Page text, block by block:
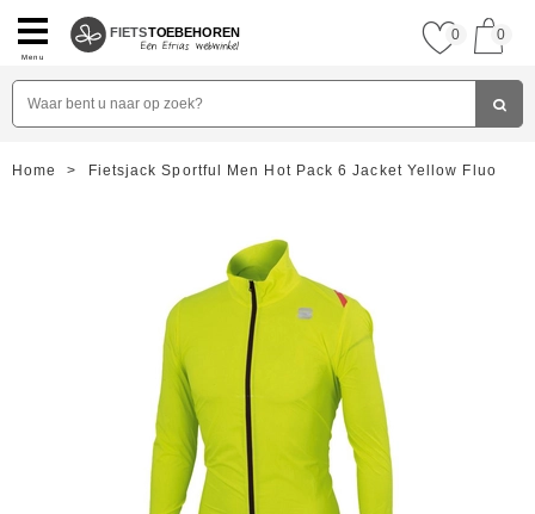
Menu
FIETSTOEBEHOREN 0 0
Home > Fietsjack Sportful Men Hot Pack 6 Jacket Yellow Fluo